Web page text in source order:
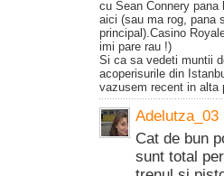
cu Sean Connery
aici (sau ma rog, pana
principal).Casino
imi pare rau !)
Si ca sa vedeti muntii
acoperisurile din
vazusem recent in
Adelutza_03
Cat de bun
sunt total